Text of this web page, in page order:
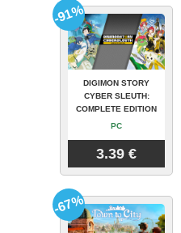
DIGIMON STORY
CYBER SLEUTH:
COMPLETE EDITION
PC
3.39 €
-91%
-67%